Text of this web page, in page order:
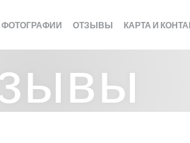
ФОТОГРАФИИ ОТЗЫВЫ КАРТА И